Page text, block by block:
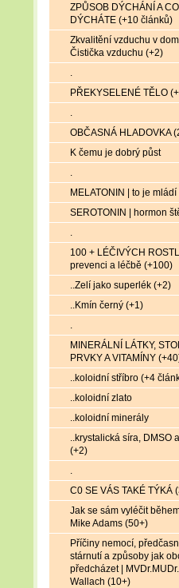
ZPŮSOB DÝCHÁNÍ A CO
DÝCHÁTE (+10 článků)
Zkvalitění vzduchu v
Čistička vzduchu (+2)
.
PŘEKYSELENÉ TĚLO
.
OBČASNÁ HLADOVKA
K čemu je dobrý půst
.
MELATONIN | to je
SEROTONIN | hormon
.
100 + LÉČIVÝCH
prevenci a léčbě (+100)
..Zelí jako superlék (+2)
..Kmín černý (+1)
.
MINERÁLNÍ LÁTKY,
PRVKY A VITAMÍNY
..koloidní stříbro (+4
..koloidní zlato
..koloidní minerály
..krystalická síra, DMSO
(+2)
.
C0 SE VÁS TAKÉ TÝKÁ
Jak se sám vyléčit
Mike Adams (50+)
Příčiny nemocí,
stárnutí a způsoby jak
předcházet |
Wallach (10+)